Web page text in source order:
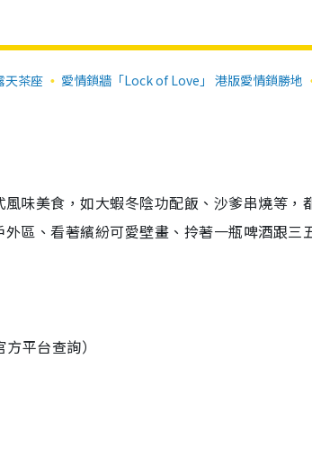
天茶座
愛情鎖牆「Lock of Love」 港版愛情鎖勝地
味美食，如大蝦冬陰功配飯、沙爹串燒等，
區、看著繽紛可愛壁畫、拎著一瓶啤酒跟三
平台查詢）